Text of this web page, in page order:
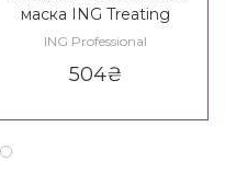
маска ING Treating
Reconstruction Mask
ING Professional
504₴